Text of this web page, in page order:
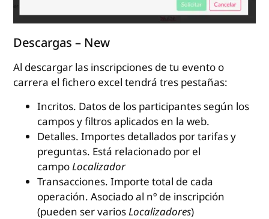
Descargas – New
Al descargar las inscripciones de tu evento o
carrera el fichero excel tendrá tres pestañas:
Incritos. Datos de los participantes según los
campos y filtros aplicados en la web.
Detalles. Importes detallados por tarifas y
preguntas. Está relacionado por el
campoLocalizador
Transacciones. Importe total de cada
operación. Asociado al nº de inscripción
(pueden ser variosLocalizadores)